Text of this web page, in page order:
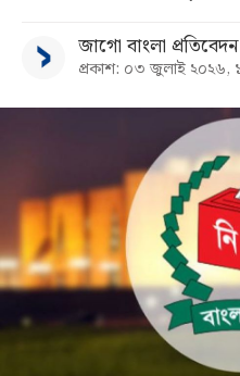
সব
কনভার্টার
জাগো বাংলা প্রতিবেদন
প্রকাশ: ০৩ জুলাই ২০২৬,